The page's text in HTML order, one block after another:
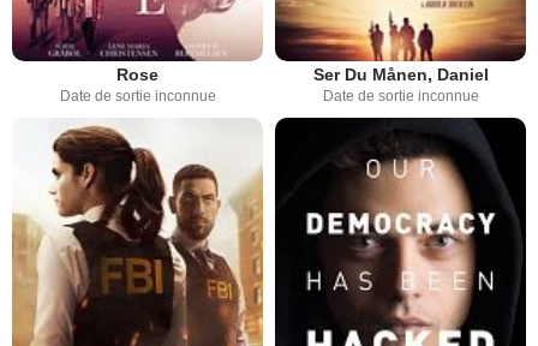
Rose
Date de sortie inconnue
Ser Du Månen, Daniel
Date de sortie inconnue